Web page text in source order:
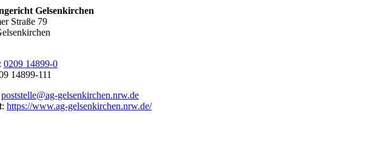
Gelsenkirchen
Straße 79
: 0209 14899-0
14899-111
poststelle@ag-gelsenkirchen.nrw.de
: https://www.ag-gelsenkirchen.nrw.de/